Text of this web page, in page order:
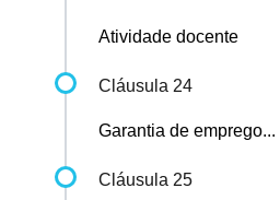
Atividade docente
Cláusula 24
Garantia de emprego...
Cláusula 25